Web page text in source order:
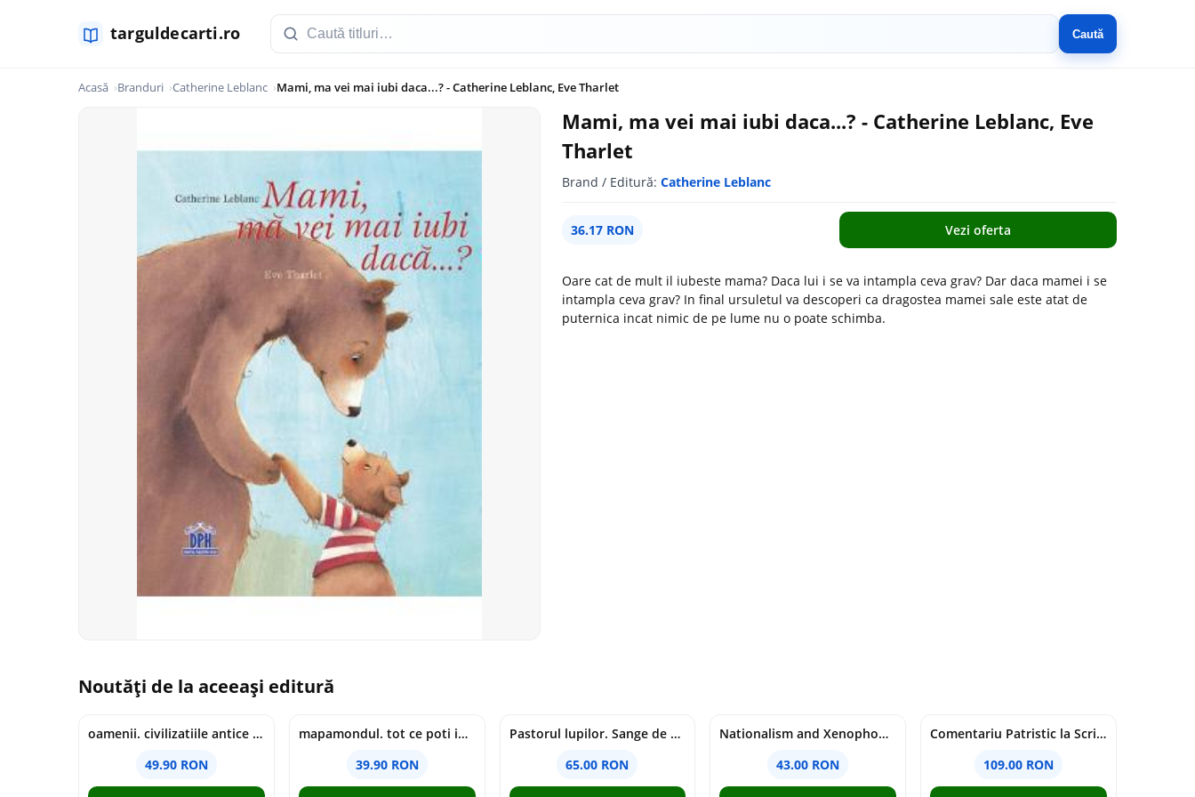
Caută
Acasă Branduri Catherine Leblanc Mami, ma vei mai iubi daca...? - Catherine Leblanc, Eve Tharlet
Mami, ma vei mai iubi daca...? - Catherine Leblanc, Eve
Tharlet
Brand / Editură: Catherine Leblanc
36.17 RON Vezi oferta
Oare cat de mult il iubeste mama? Daca lui i se va intampla ceva grav? Dar daca mamei i se
intampla ceva grav? In final ursuletul va descoperi ca dragostea mamei sale este atat de
puternica incat nimic de pe lume nu o poate schimba.
Noutăți de la aceeași editură
oamenii. civilizatiile antice si lucrurile uluitoare pe care le-au creat - jonny marx, charlie davis
49.90 RON
mapamondul. tot ce poti invata dintr-o harta - raquel martin
39.90 RON
Pastorul lupilor. Sange de varcolac - Larisa Toader
65.00 RON
Nationalism and Xenophobia in Post-Soviet Russia - Ioana Madalina Miron
43.00 RON
Comentariu Patristic la Scriptura. Vechiul Testament II. Geneza, 12-50 - George Claudiu Tutu, Mark Sheridan, Alexander Baumgarten, Thomas C. Oden
109.00 RON